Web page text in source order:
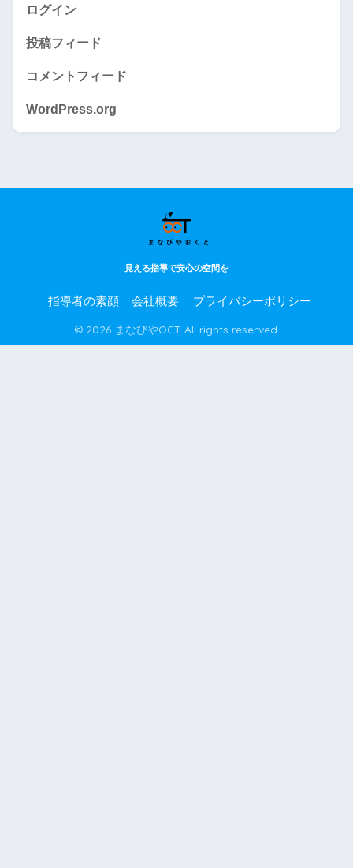
ログイン
投稿フィード
コメントフィード
WordPress.org
見える指導で安心の空間を
指導者の素顔 会社概要 プライバシーポリシー
© 2026 まなびやOCT All rights reserved.